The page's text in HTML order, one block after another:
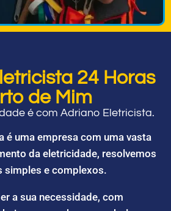
24 Horas
de Mim
é com Adriano Eletricista.
é uma empresa com uma vasta
da eletricidade, resolvemos
simples e complexos.
a sua necessidade, com